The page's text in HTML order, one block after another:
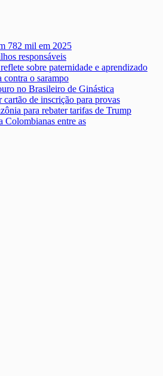
782 mil em 2025
responsáveis
sobre paternidade e aprendizado
contra o sarampo
no Brasileiro de Ginástica
de inscrição para provas
para rebater tarifas de Trump
Colombianas entre as